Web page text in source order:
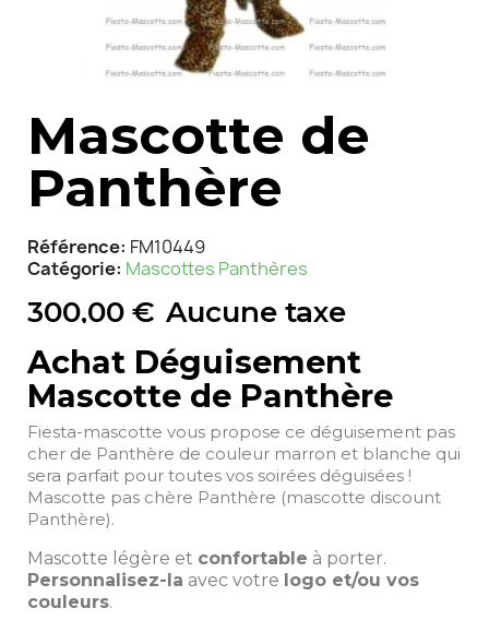
Mascotte de
Panthère
Référence FM10449
Catégorie Mascottes Panthères
300,00 € Aucune taxe
Achat Déguisement
Mascotte de Panthère
Fiesta-mascotte vous propose ce déguisement pas
cher de Panthère de couleur marron et blanche qui
sera parfait pour toutes vos soirées déguisées !
Mascotte pas chère Panthère (mascotte discount
Panthère).
Mascotte légère et confortable à porter.
Personnalisez-la avec votre logo et/ou vos
couleurs.